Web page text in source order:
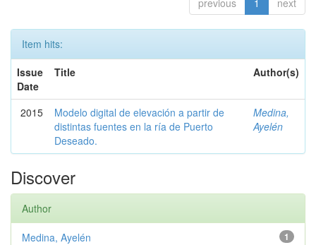
previous 1 next
Item hits:
Issue
Date
Title Author(s)
2015
Modelo digital de elevación a partir de
distintas fuentes en la ría de Puerto
Deseado.
Medina,
Ayelén
Discover
Author
1
Medina, Ayelén